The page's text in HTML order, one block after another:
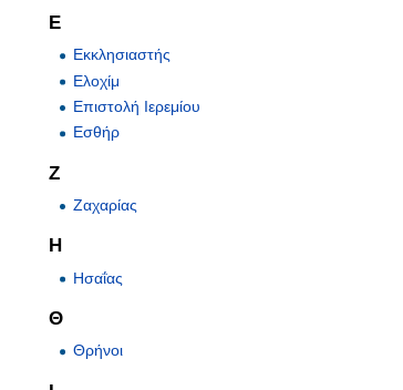
Ε
Εκκλησιαστής
Ελοχίμ
Επιστολή Ιερεμίου
Εσθήρ
Ζ
Ζαχαρίας
Η
Ησαΐας
Θ
Θρήνοι